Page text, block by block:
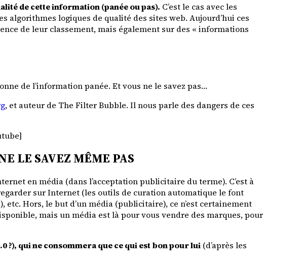
de cette information (panée ou pas). C’est le cas avec les
algorithmes logiques de qualité des sites web. Aujourd’hui ces
de leur classement, mais également sur des « informations
de l’information panée. Et vous ne le savez pas…
, et auteur de The Filter Bubble. Il nous parle des dangers de ces
LE SAVEZ MÊME PAS
en média (dans l’acceptation publicitaire du terme). C’est à
sur Internet (les outils de curation automatique le font
Hors, le but d’un média (publicitaire), ce n’est certainement
mais un média est là pour vous vendre des marques, pour
qui ne consommera que ce qui est bon pour lui (d’après les